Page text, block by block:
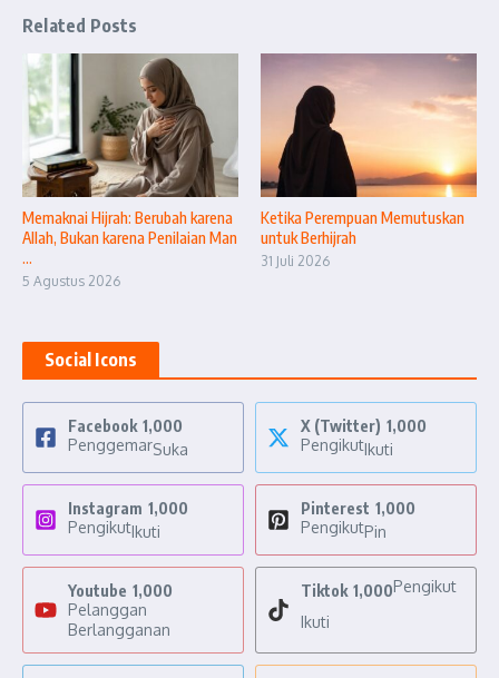
Related Posts
Memaknai Hijrah: Berubah karena
Allah, Bukan karena Penilaian Man
...
5 Agustus 2026
Ketika Perempuan Memutuskan
untuk Berhijrah
31 Juli 2026
Social Icons
Facebook 1,000
PenggemarSuka
X (Twitter) 1,000
PengikutIkuti
Instagram 1,000
PengikutIkuti
Pinterest 1,000
PengikutPin
Youtube 1,000
Pelanggan
Berlangganan
Tiktok 1,000Pengikut
Ikuti